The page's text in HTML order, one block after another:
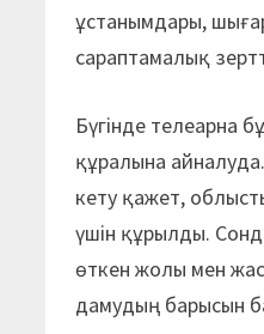
ұстанымдары,
сараптамалық
Бүгінде телеарна
құралына
кету қажет,
үшін құрылды.
өткен жолы мен
дамудың барысын